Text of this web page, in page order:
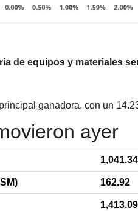
de equipos y materiales
ganadora, con un
ayer
1,041.34
162.92
1,413.09